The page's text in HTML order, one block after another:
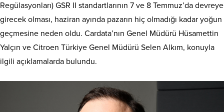
Regülasyonları) GSR II standartlarının 7 ve 8 Temmuz’da devreye
girecek olması, haziran ayında pazarın hiç olmadığı kadar yoğun
geçmesine neden oldu. Cardata’nın Genel Müdürü Hüsamettin
Yalçın ve Citroen Türkiye Genel Müdürü Selen Alkım, konuyla
ilgili açıklamalarda bulundu.